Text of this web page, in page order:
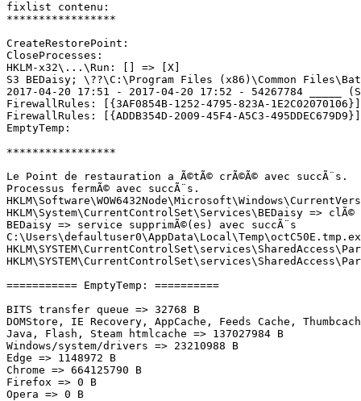
fixlist contenu:
*****************
CreateRestorePoint:
CloseProcesses:
HKLM-x32\...\Run: [] => [X]
S3 BEDaisy; \??\C:\Program Files (x86)\Common
2017-04-20 17:51 - 2017-04-20 17:52 - 54267784 _____
FirewallRules: [{3AF0854B-1252-4795-823A-
FirewallRules: [{ADDB354D-2009-45F4-A5C3-
EmptyTemp:
*****************
Le Point de restauration a Ã©tÃ© crÃ©Ã© avec succÃ¨s.
Processus fermÃ© avec succÃ¨s.
HKLM\System\CurrentControlSet\Services\BEDaisy =>
BEDaisy => service supprimÃ©(es) avec succÃ¨s
=========== EmptyTemp: ==========
BITS transfer queue => 32768 B
DOMStore, IE Recovery, AppCache, Feeds Cache,
Java, Flash, Steam htmlcache => 137027984 B
Windows/system/drivers => 23210988 B
Edge => 1148972 B
Chrome => 664125790 B
Firefox => 0 B
Opera => 0 B